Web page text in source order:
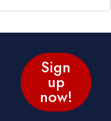
Sign
up
now!